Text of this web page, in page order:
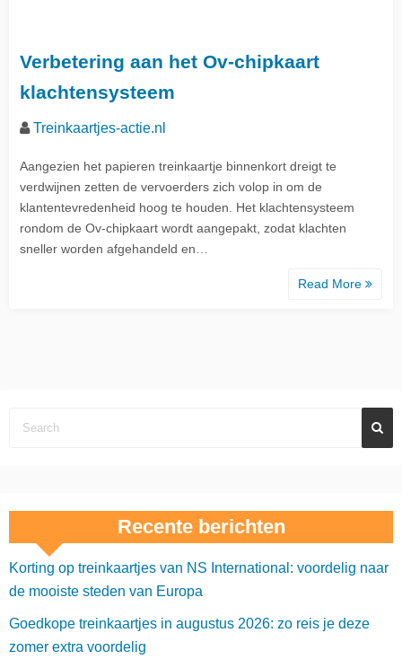
Verbetering aan het Ov-chipkaart
klachtensysteem
Treinkaartjes-actie.nl
Aangezien het papieren treinkaartje binnenkort dreigt te
verdwijnen zetten de vervoerders zich volop in om de
klantentevredenheid hoog te houden. Het klachtensysteem
rondom de Ov-chipkaart wordt aangepakt, zodat klachten
sneller worden afgehandeld en…
Read More
Recente berichten
Korting op treinkaartjes van NS International: voordelig naar
de mooiste steden van Europa
Goedkope treinkaartjes in augustus 2026: zo reis je deze
zomer extra voordelig